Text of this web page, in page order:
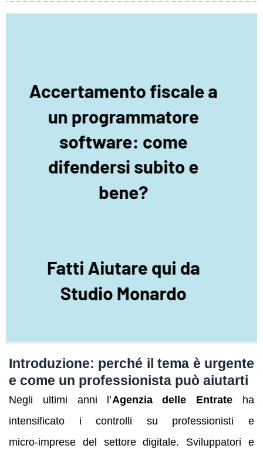
Introduzione: perché il tema è urgente
e come un professionista può aiutarti
Negli ultimi anni l’Agenzia delle Entrate ha
intensificato i controlli su professionisti e
micro‑imprese del settore digitale. Sviluppatori e